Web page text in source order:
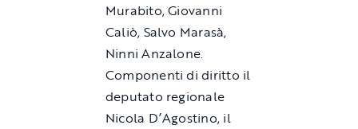
Murabito, Giovanni
Caliò, Salvo Marasà,
Ninni Anzalone.
Componenti di diritto il
deputato regionale
Nicola D’Agostino, il